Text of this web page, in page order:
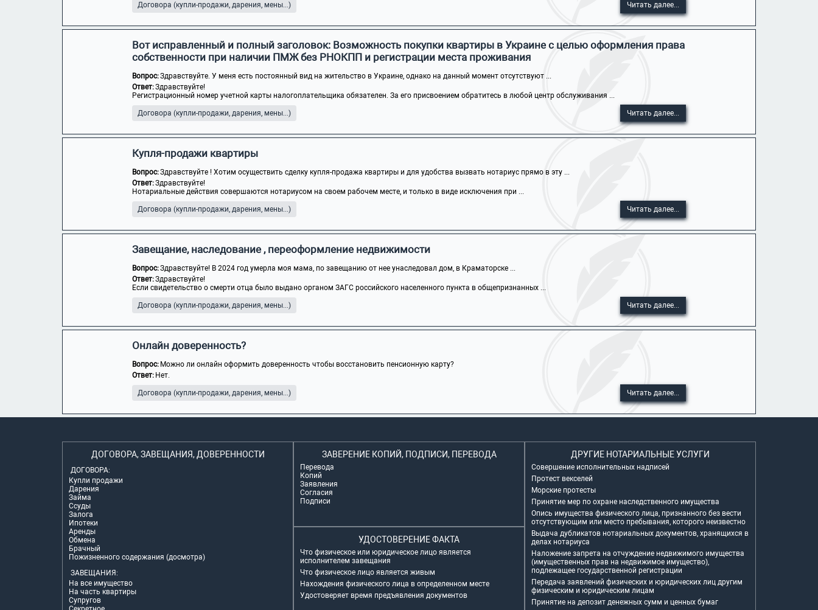
Договора (купли-продажи, дарения, мены...) Читать далее...
Вот исправленный и полный заголовок: Возможность покупки квартиры в Украине с целью оформления права
собственности при наличии ПМЖ без РНОКПП и регистрации места проживания
Вопрос:Здравствуйте. У меня есть постоянный вид на жительство в Украине, однако на данный момент отсутствуют ...
Ответ:Здравствуйте!
Регистрационный номер учетной карты налогоплательщика обязателен. За его присвоением обратитесь в любой центр обслуживания ...
Договора (купли-продажи, дарения, мены...) Читать далее...
Купля-продажи квартиры
Вопрос:Здравствуйте ! Хотим осуществить сделку купля-продажа квартиры и для удобства вызвать нотариус прямо в эту ...
Ответ:Здравствуйте!
Нотариальные действия совершаются нотариусом на своем рабочем месте, и только в виде исключения при ...
Договора (купли-продажи, дарения, мены...) Читать далее...
Завещание, наследование , переоформление недвижимости
Вопрос:Здравствуйте! В 2024 год умерла моя мама, по завещанию от нее унаследовал дом, в Краматорске ...
Ответ:Здравствуйте!
Если свидетельство о смерти отца было выдано органом ЗАГС российского населенного пункта в общепризнанных ...
Договора (купли-продажи, дарения, мены...) Читать далее...
Онлайн доверенность?
Вопрос: Можно ли онлайн оформить доверенность чтобы восстановить пенсионную карту?
Ответ: Нет.
Договора (купли-продажи, дарения, мены...) Читать далее...
ДОГОВОРА, ЗАВЕЩАНИЯ, ДОВЕРЕННОСТИ
ДОГОВОРА:
Купли продажи
Дарения
Займа
Ссуды
Залога
Ипотеки
Аренды
Обмена
Брачный
Пожизненного содержания (досмотра)
ЗАВЕЩАНИЯ:
На все имущество
На часть квартиры
Супругов
ЗАВЕРЕНИЕ КОПИЙ, ПОДПИСИ, ПЕРЕВОДА
Перевода
Копий
Заявления
Согласия
Подписи
УДОСТОВЕРЕНИЕ ФАКТА
Что физическое или юридическое лицо является
исполнителем завещания
Что физическое лицо является живым
Нахождения физического лица в определенном месте
Удостоверяет время предъявления документов
ДРУГИЕ НОТАРИАЛЬНЫЕ УСЛУГИ
Совершение исполнительных надписей
Протест векселей
Морские протесты
Принятие мер по охране наследственного имущества
Опись имущества физического лица, признанного без вести
отсутствующим или место пребывания, которого неизвестно
Выдача дубликатов нотариальных документов, хранящихся в
делах нотариуса
Наложение запрета на отчуждение недвижимого имущества
(имущественных прав на недвижимое имущество),
подлежащее государственной регистрации
Передача заявлений физических и юридических лиц другим
физическим и юридическим лицам
Принятие на депозит денежных сумм и ценных бумаг